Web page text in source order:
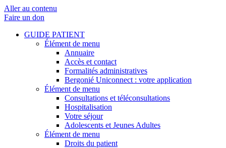
Aller au contenu
Faire un don
GUIDE PATIENT
Élément de menu
Annuaire
Accès et contact
Formalités administratives
Bergonié Uniconnect : votre application
Élément de menu
Consultations et téléconsultations
Hospitalisation
Votre séjour
Adolescents et Jeunes Adultes
Élément de menu
Droits du patient